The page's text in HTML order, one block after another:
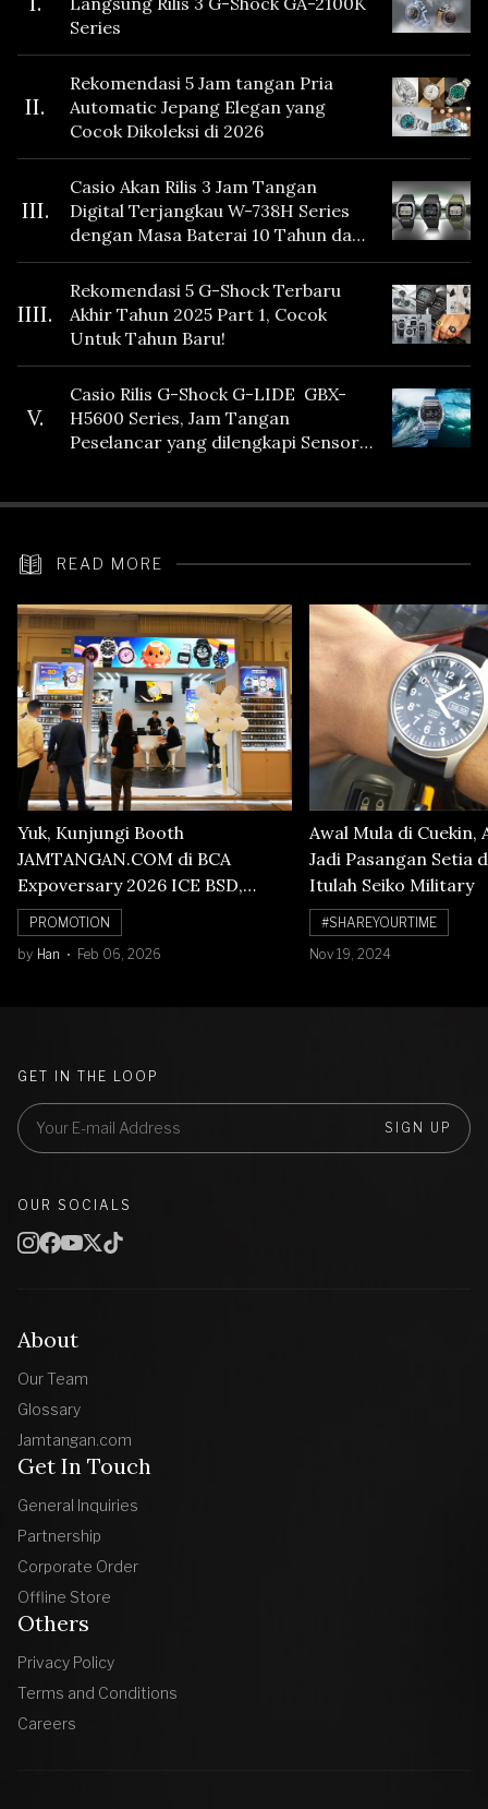
Series
II.
Rekomendasi 5 Jam tangan Pria
Automatic Jepang Elegan yang
Cocok Dikoleksi di 2026
III.
Casio Akan Rilis 3 Jam Tangan
Digital Terjangkau W-738H Series
dengan Masa Baterai 10 Tahun dan
Fitur Vibration
IIII.
Rekomendasi 5 G-Shock Terbaru
Akhir Tahun 2025 Part 1, Cocok
Untuk Tahun Baru!
V.
Casio Rilis G-Shock G-LIDE GBX-
H5600 Series, Jam Tangan
Peselancar yang dilengkapi Sensor
READ MORE
Yuk, Kunjungi Booth
JAMTANGAN.COM di BCA
Expoversary 2026 ICE BSD,
Banyak Diskon Jam Tangan,
Cuma Sampai 8 Februari!
PROMOTION
by Han Feb 06, 2026
Awal Mula di Cuekin,
Jadi Pasangan Setia
Itulah Seiko Military
#SHAREYOURTIME
Nov 19, 2024
About
Our Team
Glossary
Jamtangan.com
Get In Touch
General Inquiries
Partnership
Corporate Order
Offline Store
Others
Privacy Policy
Terms and Conditions
Careers
GET IN THE LOOP
SIGN UP
OUR SOCIALS